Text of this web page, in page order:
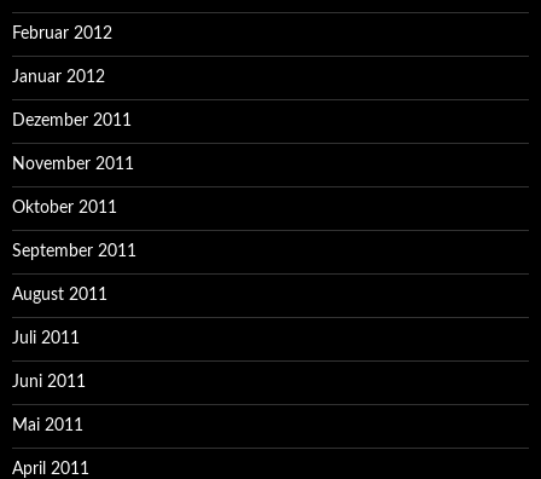
Februar 2012
Januar 2012
Dezember 2011
November 2011
Oktober 2011
September 2011
August 2011
Juli 2011
Juni 2011
Mai 2011
April 2011